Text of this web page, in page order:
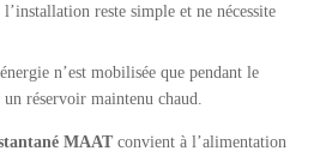
l’installation reste simple et ne nécessite
n’est mobilisée que pendant le
réservoir maintenu chaud.
MAAT convient à l’alimentation